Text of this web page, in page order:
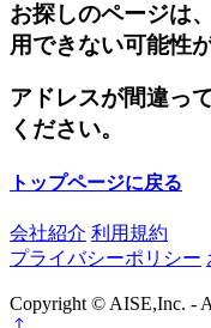
お探しのページは
用できない可能性
アドレスが間違っ
ください。
トップページに戻る
会社紹介 利用規約
プライバシーポリシー
Copyright © AISE,Inc. -